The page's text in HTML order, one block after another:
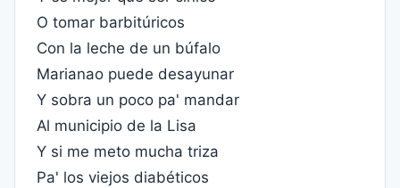
O tomar barbitúricos
Con la leche de un búfalo
Marianao puede desayunar
Y sobra un poco pa' mandar
Al municipio de la Lisa
Y si me meto mucha triza
Pa' los viejos diabéticos